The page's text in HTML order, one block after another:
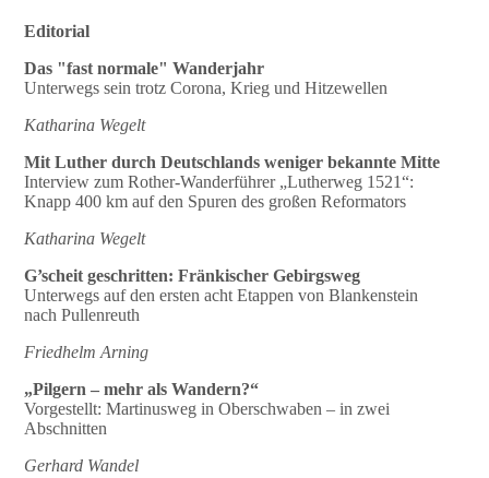
Editorial
Das "fast normale" Wanderjahr
Unterwegs sein trotz Corona, Krieg und Hitzewellen
Katharina Wegelt
Mit Luther durch Deutschlands weniger bekannte Mitte
Interview zum Rother-Wanderführer „Lutherweg 1521“:
Knapp 400 km auf den Spuren des großen Reformators
Katharina Wegelt
G’scheit geschritten: Fränkischer Gebirgsweg
Unterwegs auf den ersten acht Etappen von Blankenstein
nach Pullenreuth
Friedhelm Arning
„Pilgern – mehr als Wandern?“
Vorgestellt: Martinusweg in Oberschwaben – in zwei
Abschnitten
Gerhard Wandel